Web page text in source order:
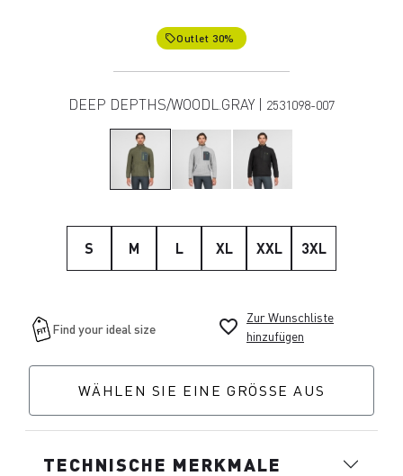
local_offerOutlet 30%
DEEP DEPTHS/WOODL.GRAY | 2531098-007
S M L XL XXL 3XL
favorite_border
Zur Wunschliste
hinzufügen
WÄHLEN SIE EINE GRÖSSE AUS
TECHNISCHE MERKMALE